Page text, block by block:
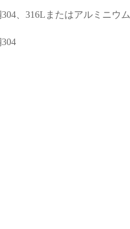
、316Lまたはアルミニウム